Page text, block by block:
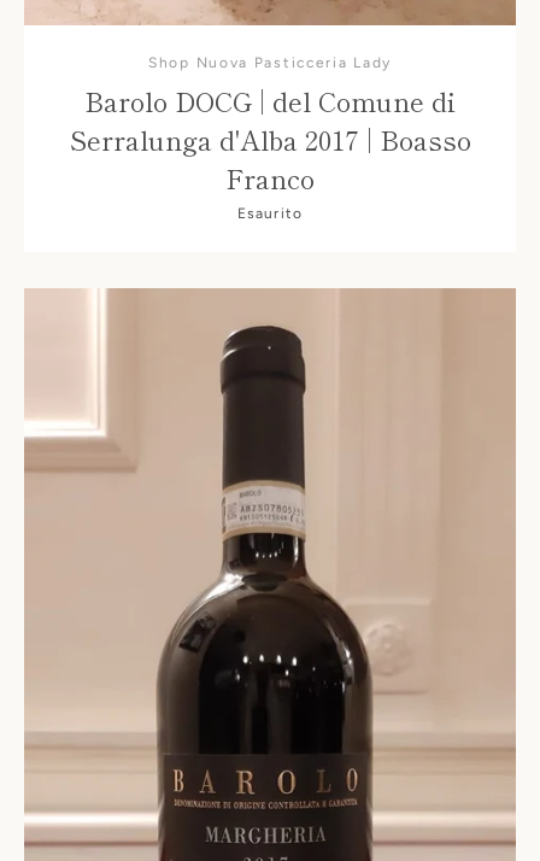
Shop Nuova Pasticceria Lady
Barolo DOCG | del Comune di
Serralunga d'Alba 2017 | Boasso
Franco
Esaurito